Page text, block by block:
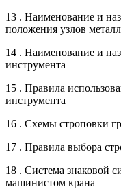
13 . Наименование и
положения узлов
14 . Наименование и
инструмента
15 . Правила
инструмента
16 . Схемы строповки
17 . Правила выбора
18 . Система знаковой
машинистом крана